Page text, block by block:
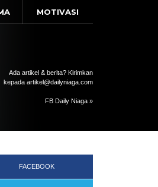
MOTIVASI
Ada artikel & berita? Kirimkan
kepada artikel@dailyniaga.com
FB Daily Niaga »
FACEBOOK